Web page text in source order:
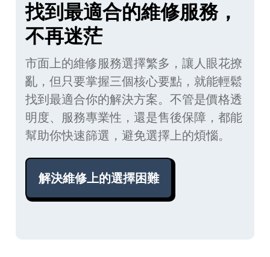
找到最適合的維修服務，
不再迷茫
市面上的維修服務選擇繁多，讓人眼花撩
亂，但只要掌握三個核心要點，就能輕鬆
找到最適合你的解決方案。不管是價格透
明度、服務專業性，還是售後保障，都能
幫助你快速篩選，避免選擇上的煩惱。
解決維修上的選擇困難